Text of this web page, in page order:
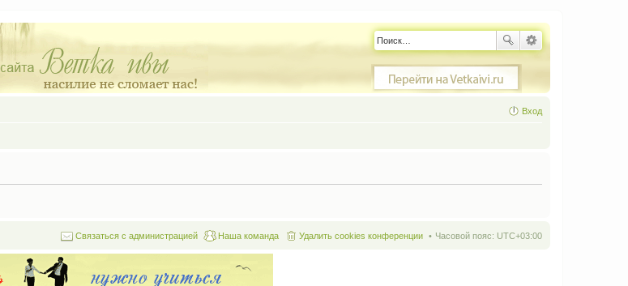
Вход
Часовой пояс: UTC+03:00
Удалить cookies конференции
Наша команда
Связаться с администрацией